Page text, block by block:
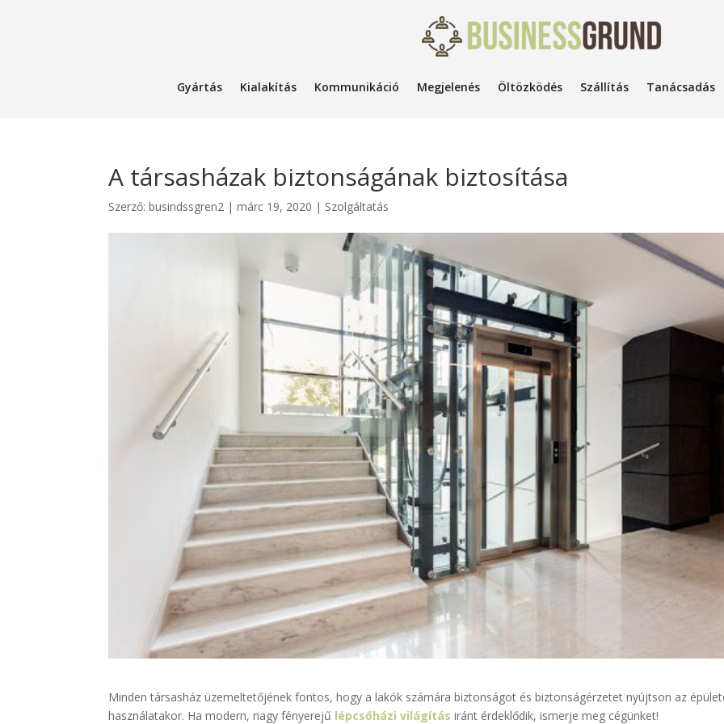
Gyártás Kialakítás Kommunikáció Megjelenés Öltözködés Szállítás Tanácsadás
A társasházak biztonságának biztosítása
Szerző:busindssgren2 |márc 19, 2020 | Szolgáltatás
Minden társasház üzemeltetőjének fontos, hogy a lakók számára biztonságot és biztonságérzetet nyújtson az
használatakor. Ha modern, nagy fényerejű lépcsőházi világítás iránt érdeklődik, ismerje meg cégünket!